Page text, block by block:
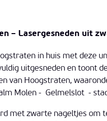
– Lasergesneden uit
in huis met deze
uitgesneden en toont
van Hoogstraten,
Molen - Gelmelslot -
met zwarte nageltjes om